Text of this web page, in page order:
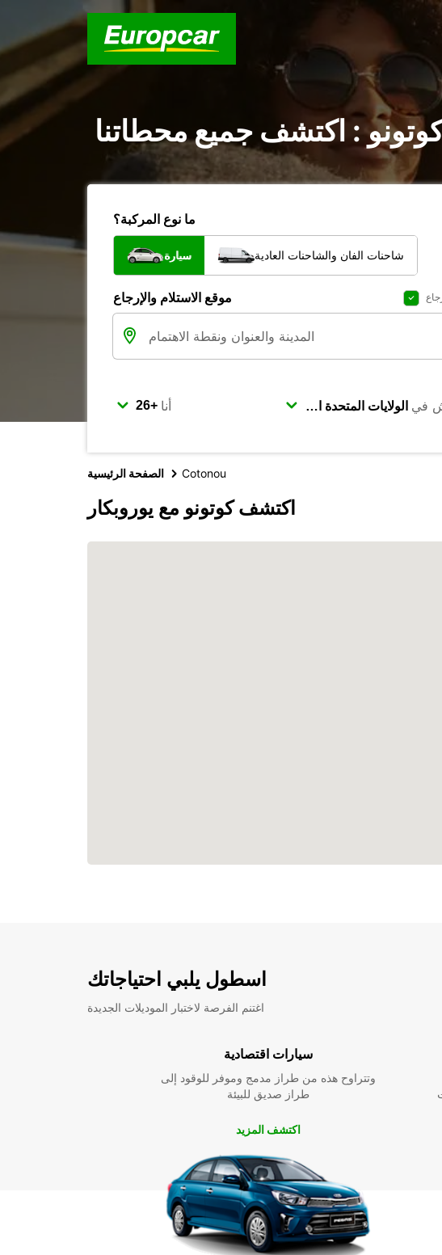
: اكتشف جميع محطاتنا
ما نوع المركبة؟
سيارة شاحنات الفان والشاحنات العادية
موقع الاستلام والإرجاع
أنا في
الصفحة الرئيسية Cotonou
اكتشف كوتونو مع يوروبكار
اسطول يلبي احتياجاتك
اغتنم الفرصة لاختبار الموديلات الجديدة
سيارات اقتصادية
وتتراوح هذه من طراز مدمج وموفر للوقود إلى
طراز صديق للبيئة
اكتشف المزيد